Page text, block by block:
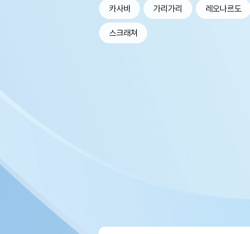
카사바 가리가리 레오나르도
스크래쳐